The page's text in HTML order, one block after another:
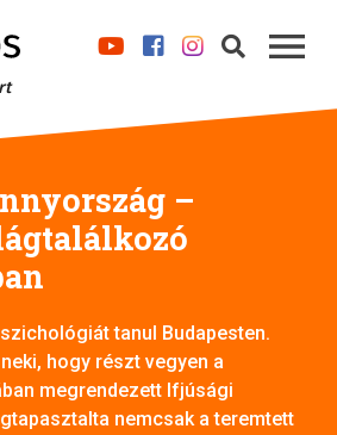
–
tanul Budapesten.
hogy részt vegyen a
megrendezett Ifjúsági
nemcsak a teremtett